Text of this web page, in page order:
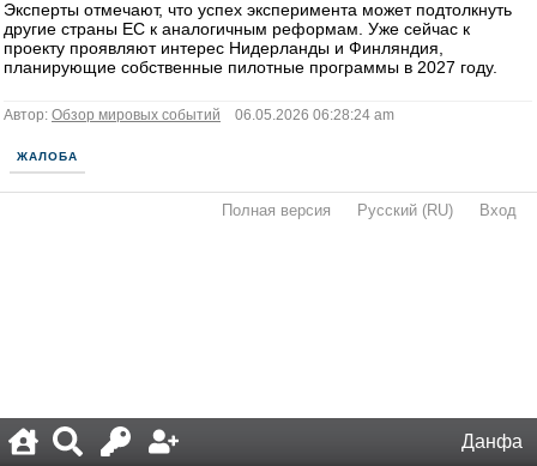
Данфа
Эксперты отмечают, что успех эксперимента может подтолкнуть
другие страны ЕС к аналогичным реформам. Уже сейчас к
проекту проявляют интерес Нидерланды и Финляндия,
планирующие собственные пилотные программы в 2027 году.
Автор: Обзор мировых событий 06.05.2026 06:28:24 am
ЖАЛОБА
Полная версия Русский (RU) Вход